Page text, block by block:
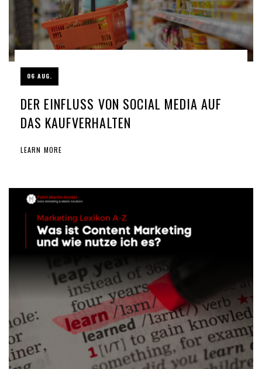
06 AUG.
DER EINFLUSS VON SOCIAL MEDIA AUF
DAS KAUFVERHALTEN
LEARN MORE